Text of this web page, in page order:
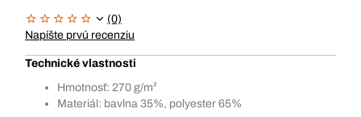
(0)
Napíšte prvú recenziu
Technické vlastnosti
Hmotnosť: 270 g/m²
Materiál: bavlna 35%, polyester 65%